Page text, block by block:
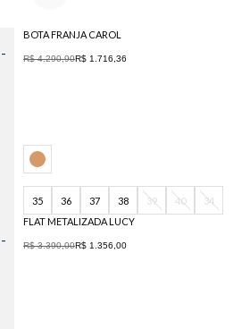
BOTA FRANJA CAROL
R$ 4.290,90R$ 1.716,36
35 36 37 38 39 40
34
FLAT METALIZADA LUCY
R$ 3.390,00R$ 1.356,00